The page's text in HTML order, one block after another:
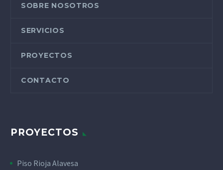
SOBRE NOSOTROS
SERVICIOS
PROYECTOS
CONTACTO
PROYECTOS
Piso Rioja Alavesa